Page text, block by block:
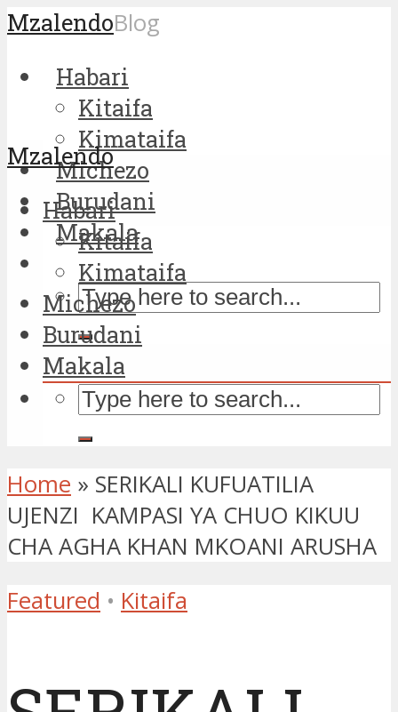
MzalendoBlog
Habari
Kitaifa
Kimataifa
Michezo
Burudani
Makala
Mzalendo
Habari
Kitaifa
Kimataifa
Michezo
Burudani
Makala
Home » SERIKALI KUFUATILIA
UJENZI KAMPASI YA CHUO KIKUU
CHA AGHA KHAN MKOANI ARUSHA
Featured • Kitaifa